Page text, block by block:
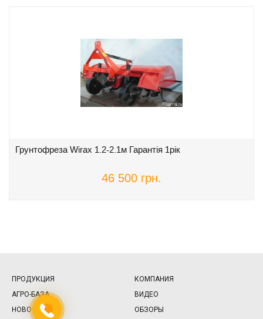
Грунтофреза Wirax 1.2-2.1м Гарантія 1рік
46 500 грн.
ПРОДУКЦИЯ
КОМПАНИЯ
АГРО-БАЗА
ВИДЕО
НОВОСТИ
ОБЗОРЫ